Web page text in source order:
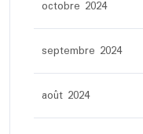
octobre 2024
septembre 2024
août 2024